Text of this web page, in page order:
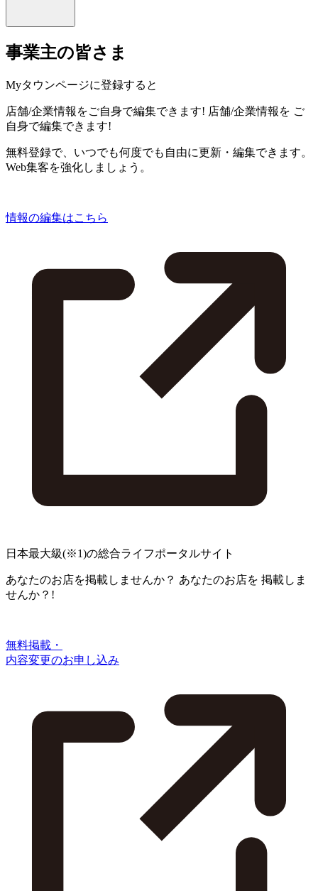
事業主の皆さま
Myタウンページに登録すると
店舗/企業情報をご自身で編集できます! 店舗/企業情報を ご
自身で編集できます!
無料登録で、いつでも何度でも自由に更新・編集できます。
Web集客を強化しましょう。
情報の編集はこちら
日本最大級(※1)の総合ライフポータルサイト
あなたのお店を掲載しませんか？ あなたのお店を 掲載しま
せんか？!
無料掲載・
内容変更のお申し込み